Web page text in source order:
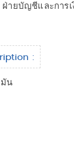
ยบัญชีและการ
:
น